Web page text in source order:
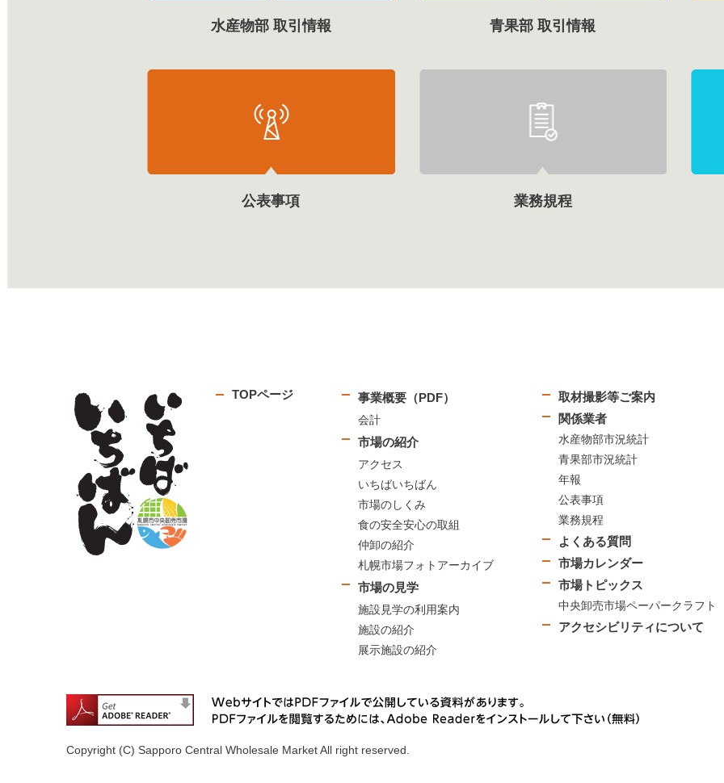
水産物部 取引情報 青果部 取引情報
公表事項 業務規程
TOPページ 事業概要（PDF）
会計
市場の紹介
アクセス
いちばいちばん
市場のしくみ
食の安全安心の取組
仲卸の紹介
札幌市場フォトアーカイブ
市場の見学
施設見学の利用案内
施設の紹介
展示施設の紹介
取材撮影等ご案内
関係業者
水産物部市況統計
青果部市況統計
年報
公表事項
業務規程
よくある質問
市場カレンダー
市場トピックス
中央卸売市場ペーパークラフト
アクセシビリティについて
Copyright (C) Sapporo Central Wholesale Market All right reserved.